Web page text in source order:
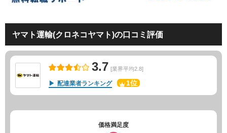
ヤマト運輸(クロネコヤマト)の口コミ評価
3.7 [業界平均2.8]
配達業者ランキング 1位
価格満足度